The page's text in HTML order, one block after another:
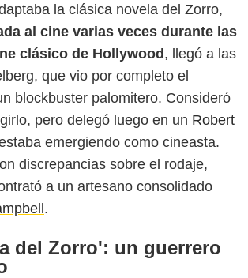
la clásica novela del Zorro,
al cine varias veces durante las
clásico de Hollywood, llegó a las
que vio por completo el
blockbuster palomitero. Consideró
pero delegó luego en un Robert
emergiendo como cineasta.
discrepancias sobre el rodaje,
a un artesano consolidado
.
del Zorro': un guerrero